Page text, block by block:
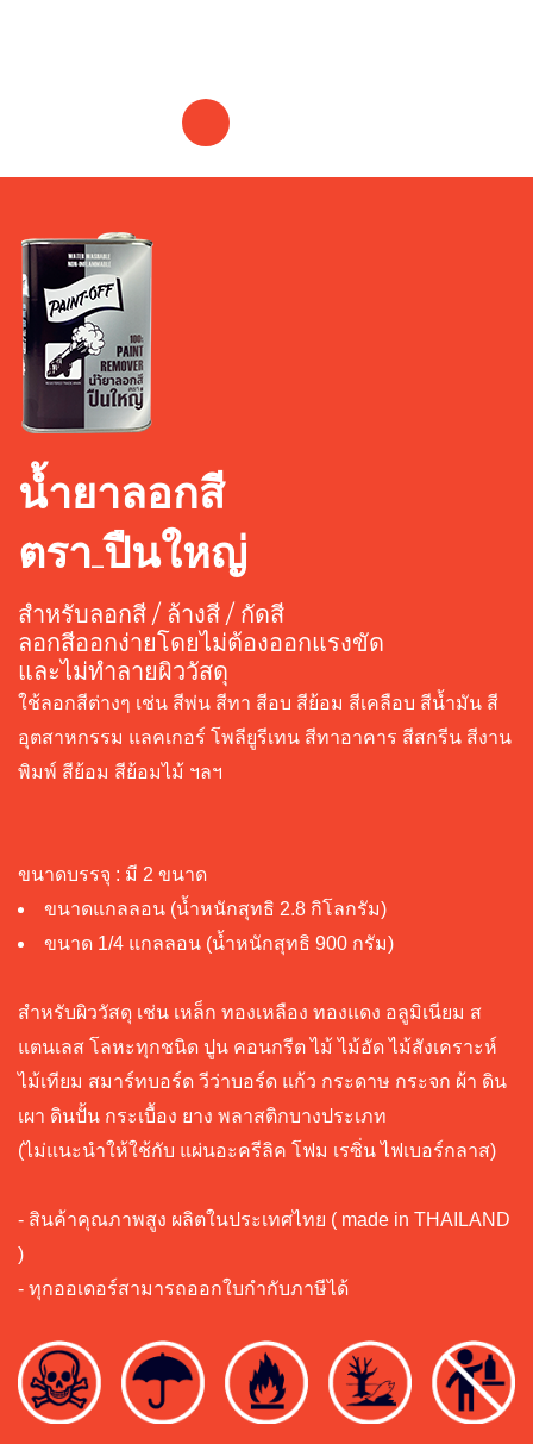
GLORY
น้ำยาลอกสี
ตรา ปืนใหญ่
สำหรับลอกสี / ล้างสี / กัดสี
ลอกสีออกง่ายโดยไม่ต้องออกแรงขัด
และไม่ทำลายผิววัสดุ
ใช้ลอกสีต่างๆ เช่น สีพ่น สีทา สีอบ สีย้อม สีเคลือบ สีน้ำมัน สี
อุตสาหกรรม แลคเกอร์ โพลียูรีเทน สีทาอาคาร สีสกรีน สีงาน
พิมพ์ สีย้อม สีย้อมไม้ ฯลฯ
ขนาดบรรจุ : มี 2 ขนาด
ขนาดแกลลอน (น้ำหนักสุทธิ 2.8 กิโลกรัม)
ขนาด 1/4 แกลลอน (น้ำหนักสุทธิ 900 กรัม)
สำหรับผิววัสดุ เช่น เหล็ก ทองเหลือง ทองแดง อลูมิเนียม ส
แตนเลส โลหะทุกชนิด ปูน คอนกรีต ไม้ ไม้อัด ไม้สังเคราะห์
ไม้เทียม สมาร์ทบอร์ด วีว่าบอร์ด แก้ว กระดาษ กระจก ผ้า ดิน
เผา ดินปั้น กระเบื้อง ยาง พลาสติกบางประเภท
(ไม่แนะนำให้ใช้กับ แผ่นอะครีลิค โฟม เรซิ่น ไฟเบอร์กลาส)
- สินค้าคุณภาพสูง ผลิตในประเทศไทย ( made in THAILAND
)
- ทุกออเดอร์สามารถออกใบกำกับภาษีได้